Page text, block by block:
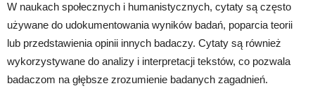
W naukach społecznych i humanistycznych, cytaty są często
używane do udokumentowania wyników badań, poparcia teorii
lub przedstawienia opinii innych badaczy. Cytaty są również
wykorzystywane do analizy i interpretacji tekstów, co pozwala
badaczom na głębsze zrozumienie badanych zagadnień.